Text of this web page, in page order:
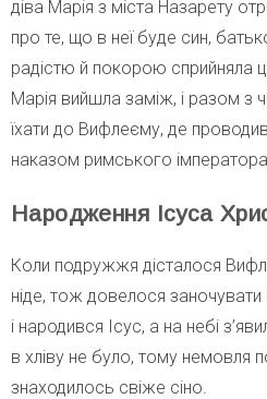
діва Марія з міста Назарету
про те, що в неї буде син,
радістю й покорою сприйняла
Марія вийшла заміж, і разом
їхати до Вифлеєму, де
наказом римського
Народження Ісуса
Коли подружжя дісталося
ніде, тож довелося заночувати
і народився Ісус, а на небі
в хліву не було, тому немовля
знаходилось свіже сіно.